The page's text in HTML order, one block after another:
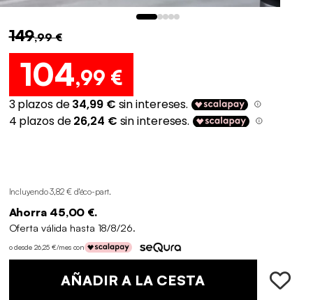
149,99 €
104,99 €
Incluyendo 3,82 € d'éco-part.
Ahorra 45,00 €.
Oferta válida hasta 18/8/26.
o desde 26,25 €/mes con
AÑADIR A LA CESTA